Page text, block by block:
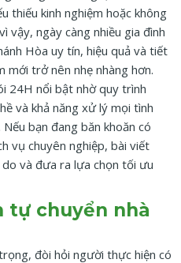
thiếu kinh nghiệm hoặc không
vậy, ngày càng nhiều gia đình
Hòa uy tín, hiệu quả và tiết
mới trở nên nhẹ nhàng hơn.
24H nổi bật nhờ quy trình
và khả năng xử lý mọi tình
bạn đang băn khoăn có
vụ chuyên nghiệp, bài viết
và đưa ra lựa chọn tối ưu
tự chuyển nhà
đòi hỏi người thực hiện có